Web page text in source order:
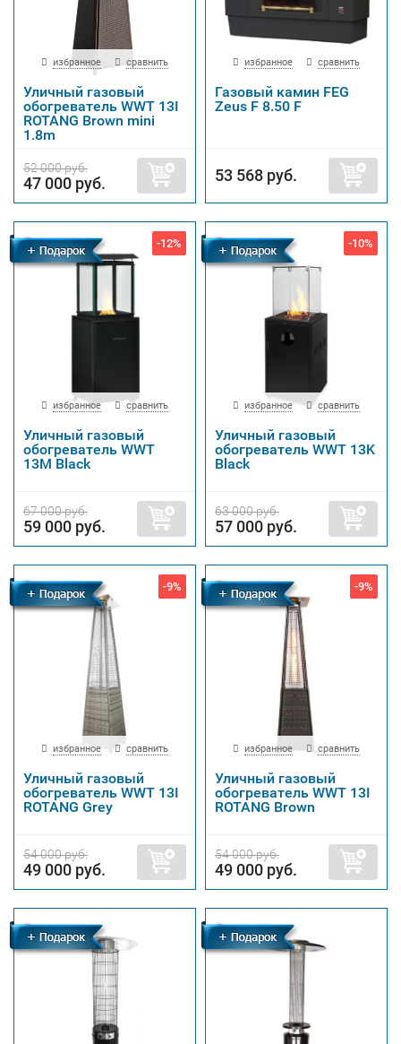
избранное сравнить
Уличный газовый
обогреватель WWT 13I
ROTANG Brown mini
1.8m
52 000 руб.
47 000 руб.
избранное сравнить
Газовый камин FEG
Zeus F 8.50 F
53 568 руб.
Бесплатная
доставка
-12%
избранное сравнить
Уличный газовый
обогреватель WWT
13M Black
67 000 руб.
59 000 руб.
Бесплатная
доставка
-10%
избранное сравнить
Уличный газовый
обогреватель WWT 13K
Black
63 000 руб.
57 000 руб.
Бесплатная
доставка
-9%
избранное сравнить
Уличный газовый
обогреватель WWT 13I
ROTANG Grey
54 000 руб.
49 000 руб.
Бесплатная
доставка
-9%
избранное сравнить
Уличный газовый
обогреватель WWT 13I
ROTANG Brown
54 000 руб.
49 000 руб.
Бесплатная
доставка
Бесплатная
доставка